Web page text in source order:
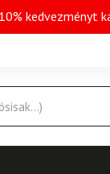
kedvezményt